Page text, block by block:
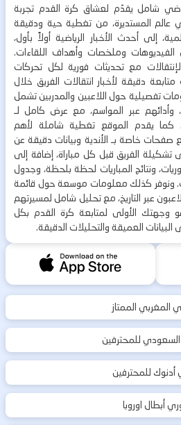
شامل يقدّم لعشاق كرة القدم تجربة
عالم المستديرة، من تغطية حية ودقيقة
إلى أحدث الأخبار الرياضية أولاً بأول،
وملخصات وأهداف اللقاءات.
مع تحديثات فورية لكل تحركات
متابعة دقيقة لأخبار انتقالات الفريق خلال
تفصيلية حول اللاعبين والمدربين تشمل
وأدائهم عبر المواسم، مع عرض كامل لـ
كما يقدم الموقع تغطية شاملة لأهم
صفحات خاصة بـ الأندية وبيانات دقيقة عن
الفريق قبل كل مباراة، إضافة إلى
ونتائج المباريات لحظة بلحظة، وجدول
ونوفر كذلك معلومات موسعة حول قائمة
عبر التاريخ، مع تحليل شامل لمسيرتهم
وجهتك الأولى لمتابعة كرة القدم بكل
البيانات العميقة والتحليلات الدقيقة.
المغربي الممتاز
للمحترفين
أدنوك للمحترفين
أبطال اوروبا